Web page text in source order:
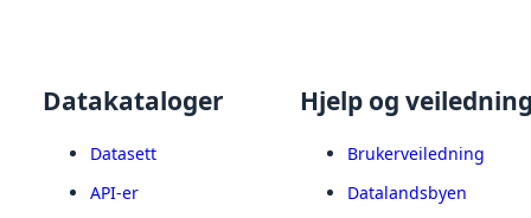
Datakataloger
Datasett
API-er
Hjelp og
Brukerveiledning
Datalandsbyen